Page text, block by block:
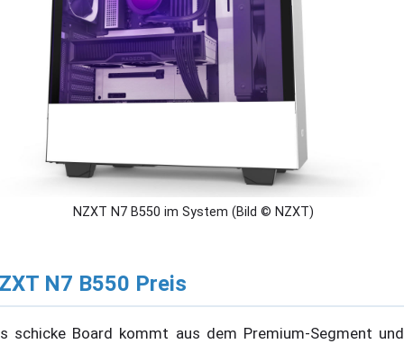
NZXT N7 B550 im System (Bild © NZXT)
N7 B550 Preis
schicke Board kommt aus dem Premium-Segment und